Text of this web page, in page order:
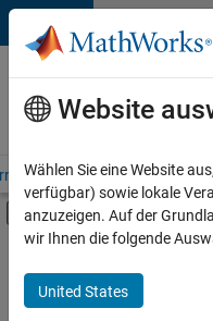
Weiter zum Inhalt
Karriere
bei
MathWorks
– Übersicht Stellensuche
Umschaltung
Hauptinhalt
Customer Support
Inside Sales
+5
Website
Wählen Sie eine Website
verfügbar) sowie lokale
anzuzeigen. Auf der
wir Ihnen die folgende
United States